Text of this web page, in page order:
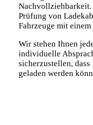
Nachvollziehbarkeit.
Prüfung von
Fahrzeuge mit
Wir stehen Ihnen
individuelle
sicherzustellen,
geladen werden